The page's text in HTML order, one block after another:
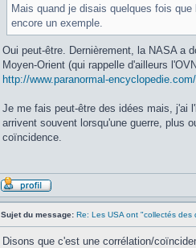
Mais quand je disais quelques fois
encore un exemple.
Oui peut-être. Dernièrement, la NASA a
Moyen-Orient (qui rappelle d'ailleurs
http://www.paranormal-
Je me fais peut-être des idées mais, j'ai
arrivent souvent lorsqu'une guerre, plus
coïncidence.
Sujet du message: Re: Les USA ont "collectés des
Disons que c'est une corrélation/